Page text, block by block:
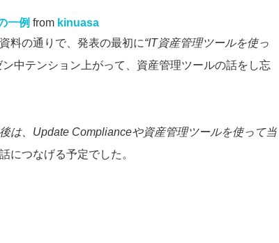
一例 from kinuasa
料の通りで、発表の最初に“IT資産管理ツールを使っ
中テンション上がって、資産管理ツールの話をし忘
は、Update Complianceや資産管理ツールを使って当
につなげる予定でした。